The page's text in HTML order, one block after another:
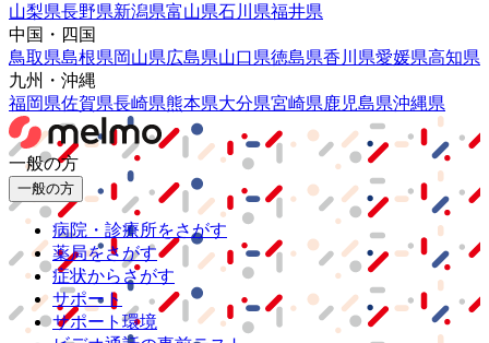
山梨県長野県新潟県富山県石川県福井県
中国・四国
鳥取県島根県岡山県広島県山口県徳島県香川県愛媛県高知県
九州・沖縄
福岡県佐賀県長崎県熊本県大分県宮崎県鹿児島県沖縄県
一般の方
一般の方
病院・診療所をさがす
薬局をさがす
症状からさがす
サポート
サポート環境